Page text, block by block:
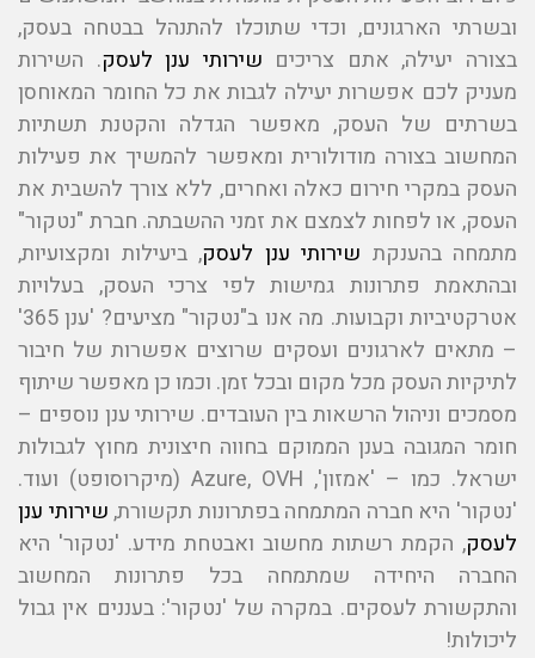
ובשרתי הארגונים, וכדי שתוכלו להתנהל בבטחה בעסק,
בצורה יעילה, אתם צריכים שירותי ענן לעסק. השירות
מעניק לכם אפשרות יעילה לגבות את כל החומר המאוחסן
בשרתים של העסק, מאפשר הגדלה והקטנת תשתיות
המחשוב בצורה מודולורית ומאפשר להמשיך את פעילות
העסק במקרי חירום כאלה ואחרים, ללא צורך להשבית את
העסק, או לפחות לצמצם את זמני ההשבתה. חברת "נטקור"
מתמחה בהענקת שירותי ענן לעסק, ביעילות ומקצועיות,
ובהתאמת פתרונות גמישות לפי צרכי העסק, בעלויות
אטרקטיביות וקבועות. מה אנו ב"נטקור" מציעים? 'ענן 365'
– מתאים לארגונים ועסקים שרוצים אפשרות של חיבור
לתיקיות העסק מכל מקום ובכל זמן. וכמו כן מאפשר שיתוף
מסמכים וניהול הרשאות בין העובדים. שירותי ענן נוספים –
חומר המגובה בענן הממוקם בחווה חיצונית מחוץ לגבולות
ישראל. כמו – 'אמזון', Azure, OVH (מיקרוסופט) ועוד.
'נטקור' היא חברה המתמחה בפתרונות תקשורת,שירותי ענן
לעסק, הקמת רשתות מחשוב ואבטחת מידע. 'נטקור' היא
החברה היחידה שמתמחה בכל פתרונות המחשוב
והתקשורת לעסקים. במקרה של 'נטקור': בעננים אין גבול
ליכולות!